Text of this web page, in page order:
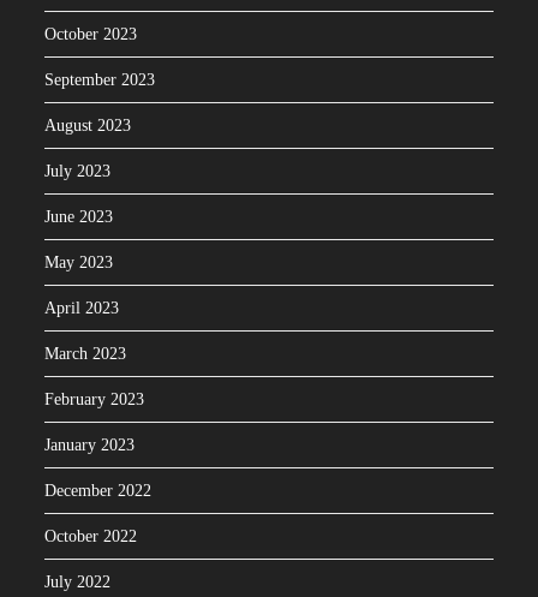
October 2023
September 2023
August 2023
July 2023
June 2023
May 2023
April 2023
March 2023
February 2023
January 2023
December 2022
October 2022
July 2022